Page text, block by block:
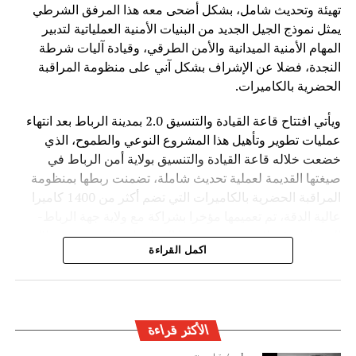
وفي ظل المنافسة العالمية المتزايدة في مجال الذكاء
الاصطناعي، تطرح الصين رؤية تقوم على اعتبار التكنولوجيا
جسراً للتعاون والتنمية، وليس مجالاً للصراع، مؤكدة أن مستقبل
الذكاء الاصطناعي يجب أن يكون قائماً على الحكمة البشرية
والمسؤولية المشتركة من أجل خدمة رفاهية الشعوب
تهيئة وتحديث شامل، بشكل أضحى معه هذا المرفق الشرطي
يمثل نموذج الجيل الجديد من البنيات الأمنية العملياتية لتدبير
المهام الأمنية الميدانية والأمن الطرقي، وقيادة آليات شرطة
النجدة، فضلا عن الإشراف بشكل آني على منظومة المراقبة
الحضرية بالكاميرات.
ويأتي افتتاح قاعة القيادة والتنسيق 2.0 بمدينة الرباط بعد انتهاء
عمليات تطوير وتأهيل هذا المشروع النوعي والطموح، الذي
خضعت خلاله قاعة القيادة والتنسيق بولاية أمن الرباط في
صيغتها القديمة لعملية تحديث شاملة، تضمنت ربطها بمنظومة
المراقبة الحضرية بالكاميرات التي تضم أكثر من 1400 كاميرا
القنيطرة، فضلا عن تحديث بنيتها المعلوماتية التحتية من خلال
تدعيمها بمختلف أنظمة الاتصال ونقل البيانات التابعة للأمن
العمليات الأمنية الأساسية والحيوية ضمن بناية واحدة، تجمع بين
الهندسة المعمارية الحديثة وبين المعايير التقنية والوظيفية التي
اكمل القراءة
الأكثر قراءة